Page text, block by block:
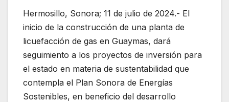
Hermosillo, Sonora; 11 de julio de 2024.- El
inicio de la construcción de una planta de
licuefacción de gas en Guaymas, dará
seguimiento a los proyectos de inversión para
el estado en materia de sustentabilidad que
contempla el Plan Sonora de Energías
Sostenibles, en beneficio del desarrollo